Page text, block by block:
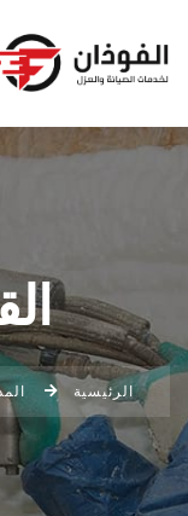
الرئيسية